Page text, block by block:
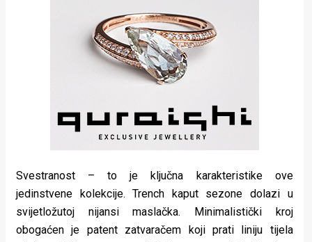
Svestranost – to je ključna karakteristike ove
jedinstvene kolekcije. Trench kaput sezone dolazi u
svijetložutoj nijansi maslačka. Minimalistički kroj
obogaćen je patent zatvaračem koji prati liniju tijela